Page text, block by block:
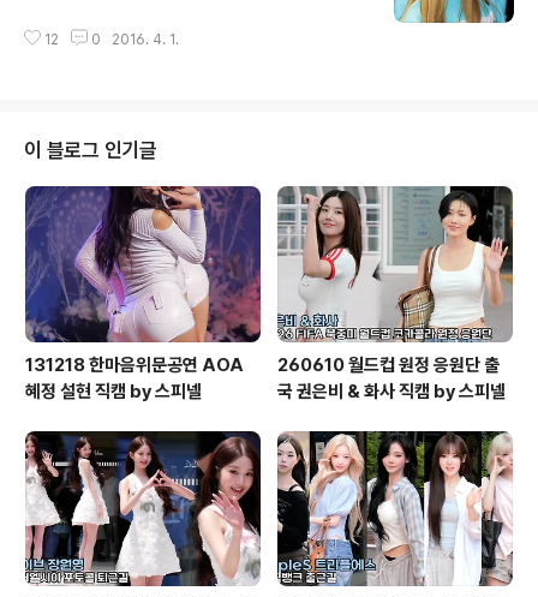
12 0 2016. 4. 1.
이 블로그 인기글
131218 한마음위문공연 AOA
혜정 설현 직캠 by 스피넬
260610 월드컵 원정 응원단 출
국 권은비 & 화사 직캠 by 스피넬